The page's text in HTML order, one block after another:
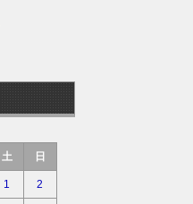
土 日
1 2